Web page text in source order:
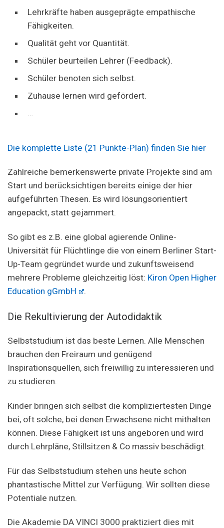
Lehrkräfte haben ausgeprägte empathische
Fähigkeiten.
Qualität geht vor Quantität.
Schüler beurteilen Lehrer (Feedback).
Schüler benoten sich selbst.
Zuhause lernen wird gefördert.
…
Die komplette Liste (21 Punkte-Plan) finden Sie hier
Zahlreiche bemerkenswerte private Projekte sind am
Start und berücksichtigen bereits einige der hier
aufgeführten Thesen. Es wird lösungsorientiert
angepackt, statt gejammert.
So gibt es z.B. eine global agierende Online-
Universität für Flüchtlinge die von einem Berliner Start-
Up-Team gegründet wurde und zukunftsweisend
mehrere Probleme gleichzeitig löst: Kiron Open Higher
Education gGmbH
.
Die Rekultivierung der Autodidaktik
Selbststudium ist das beste Lernen. Alle Menschen
brauchen den Freiraum und genügend
Inspirationsquellen, sich freiwillig zu interessieren und
zu studieren.
Kinder bringen sich selbst die kompliziertesten Dinge
bei, oft solche, bei denen Erwachsene nicht mithalten
können. Diese Fähigkeit ist uns angeboren und wird
durch Lehrpläne, Stillsitzen & Co massiv beschädigt.
Für das Selbststudium stehen uns heute schon
phantastische Mittel zur Verfügung. Wir sollten diese
Potentiale nutzen.
Die Akademie DA VINCI 3000 praktiziert dies mit